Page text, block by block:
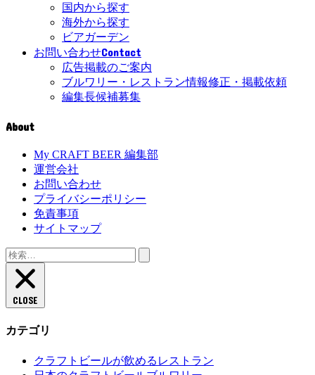
国内から探す
海外から探す
ビアガーデン
お問い合わせContact
広告掲載のご案内
ブルワリー・レストラン情報修正・掲載依頼
編集長候補募集
About
My CRAFT BEER 編集部
運営会社
お問い合わせ
プライバシーポリシー
免責事項
サイトマップ
検
索:
CLOSE
カテゴリ
クラフトビールが飲めるレストラン